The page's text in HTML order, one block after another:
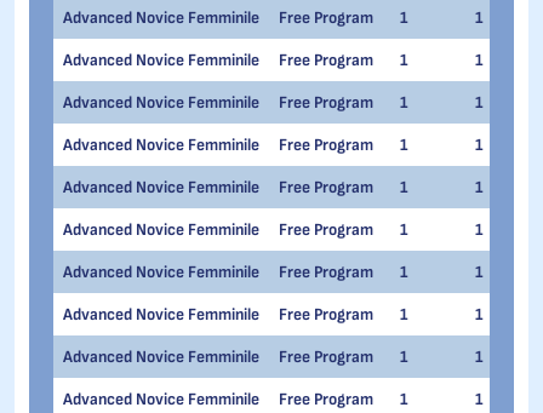
Advanced Novice Femminile Free Program 1 1
Advanced Novice Femminile Free Program 1 1
Advanced Novice Femminile Free Program 1 1
Advanced Novice Femminile Free Program 1 1
Advanced Novice Femminile Free Program 1 1
Advanced Novice Femminile Free Program 1 1
Advanced Novice Femminile Free Program 1 1
Advanced Novice Femminile Free Program 1 1
Advanced Novice Femminile Free Program 1 1
Advanced Novice Femminile Free Program 1 1